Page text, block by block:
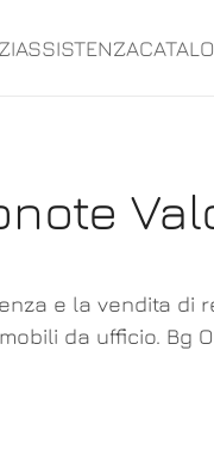
ASSISTENZA
e la vendita
da ufficio. Bg